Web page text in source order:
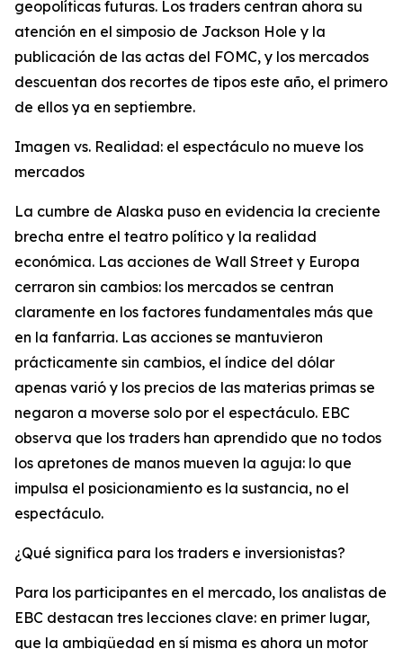
geopolíticas futuras. Los traders centran ahora su
atención en el simposio de Jackson Hole y la
publicación de las actas del FOMC, y los mercados
descuentan dos recortes de tipos este año, el primero
de ellos ya en septiembre.
Imagen vs. Realidad: el espectáculo no mueve los
mercados
La cumbre de Alaska puso en evidencia la creciente
brecha entre el teatro político y la realidad
económica. Las acciones de Wall Street y Europa
cerraron sin cambios: los mercados se centran
claramente en los factores fundamentales más que
en la fanfarria. Las acciones se mantuvieron
prácticamente sin cambios, el índice del dólar
apenas varió y los precios de las materias primas se
negaron a moverse solo por el espectáculo. EBC
observa que los traders han aprendido que no todos
los apretones de manos mueven la aguja: lo que
impulsa el posicionamiento es la sustancia, no el
espectáculo.
¿Qué significa para los traders e inversionistas?
Para los participantes en el mercado, los analistas de
EBC destacan tres lecciones clave: en primer lugar,
que la ambigüedad en sí misma es ahora un motor